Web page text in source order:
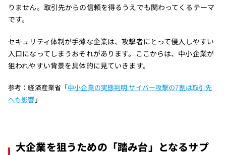
りません。取引先からの信頼を得るうえでも関わってくるテーマ
です。
セキュリティ体制が手薄な企業は、攻撃者にとって侵入しやすい
入口になってしまうおそれがあります。ここからは、中小企業が
狙われやすい背景を具体的に見ていきます。
参考：経済産業省「中小企業の実態判明 サイバー攻撃の7割は取引先
へも影響 」
大企業を狙うための「踏み台」となるサプ